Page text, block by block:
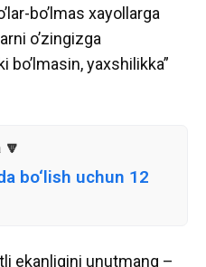
bo’lmas xayollarga
o’zingizga
yaxshilikka”
bo‘lish uchun 12
ekanligini unutmang –